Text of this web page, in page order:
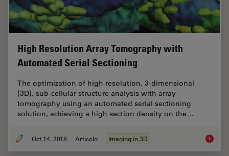
High Resolution Array Tomography with
Automated Serial Sectioning
The optimization of high resolution, 3-dimensional
(3D), sub-cellular structure analysis with array
tomography using an automated serial sectioning
solution, achieving a high section density on the…
Oct 14, 2018 Articolo Imaging in 3D High